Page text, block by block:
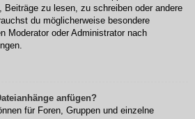
zu lesen, zu schreiben oder andere
du möglicherweise besondere
Moderator oder Administrator nach
anfügen?
für Foren, Gruppen und einzelne